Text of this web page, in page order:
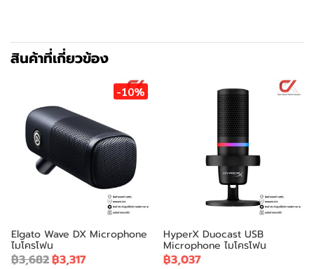
สินค้าที่เกี่ยวข้อง
-10%
Elgato Wave DX Microphone
ไมโครโฟน
฿3,682฿3,317
HyperX Duocast USB
Microphone ไมโครโฟน
฿3,037